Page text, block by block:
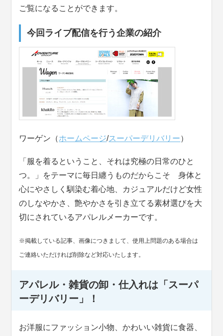
ご覧になることができます。
今回ライブ配信を行う企業の紹介
ワーゲン（ホームページ/スーパーデリバリー）
「服を着るということ、それは究極の日常のひと
つ。」をテーマに毎日纏うものだからこそ 身体と
心にやさしく馴染む着心地、カジュアルだけど女性
のしなやかさ、艶やかさを引き立てる素材選びを大
切にされているアパレルメーカーです。
※掲載している記事、画像につきまして、使用上問題のある場合は
ご連絡いただければ削除など対応いたします。
アパレル・雑貨の卸・仕入れは「スーパ
ーデリバリー」！
お洋服にファッション小物、かわいい雑貨に食器、